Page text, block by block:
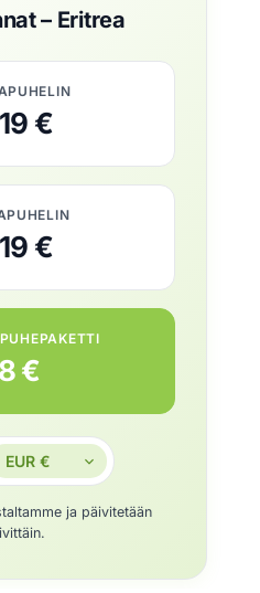
– Eritrea
€
€
€
ja päivitetään